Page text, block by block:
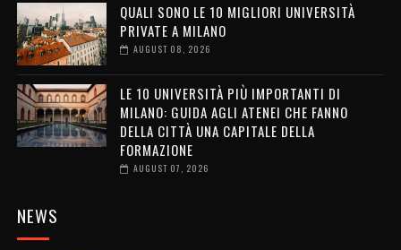
QUALI SONO LE 10 MIGLIORI UNIVERSITÀ
PRIVATE A MILANO
AUGUST 08, 2026
LE 10 UNIVERSITÀ PIÙ IMPORTANTI DI
MILANO: GUIDA AGLI ATENEI CHE FANNO
DELLA CITTÀ UNA CAPITALE DELLA
FORMAZIONE
AUGUST 07, 2026
NEWS